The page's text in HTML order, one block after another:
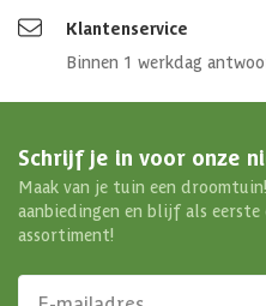
Klantenservice
Binnen 1 werkdag
Schrijf je in voor onze
Maak van je tuin een
aanbiedingen en blijf als eerste
assortiment!